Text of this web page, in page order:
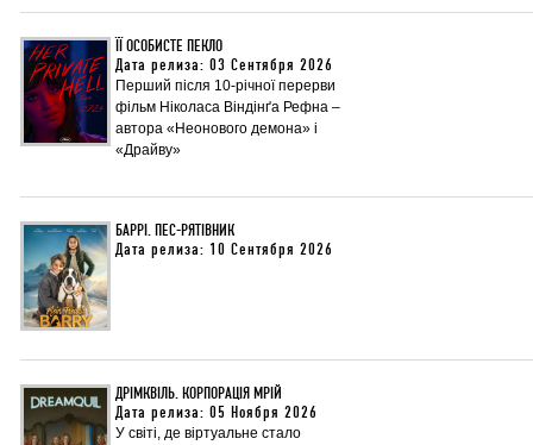
ЇЇ ОСОБИСТЕ ПЕКЛО
Дата релиза: 03 Сентября 2026
Перший після 10-річної перерви
фільм Ніколаса Віндінґа Рефна –
автора «Неонового демона» і
«Драйву»
БАРРІ. ПЕС-РЯТІВНИК
Дата релиза: 10 Сентября 2026
ДРІМКВІЛЬ. КОРПОРАЦІЯ МРІЙ
Дата релиза: 05 Ноября 2026
У світі, де віртуальне стало